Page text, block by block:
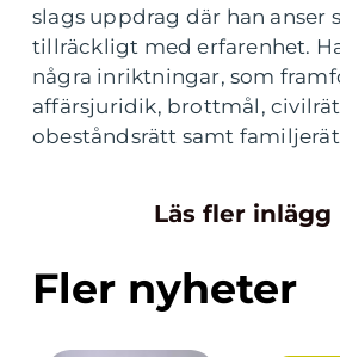
slags uppdrag där han anser
tillräckligt med erfarenhet.
några inriktningar, som
affärsjuridik, brottmål,
obeståndsrätt samt
Läs fler inlägg
Fler nyheter